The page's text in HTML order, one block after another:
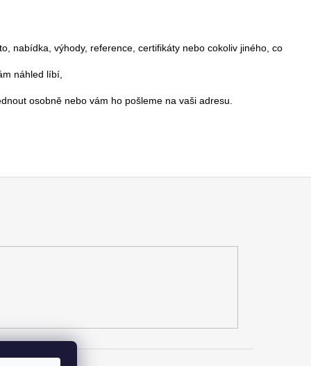
nabídka, výhody, reference, certifikáty nebo cokoliv jiného, co
náhled líbí,
osobně nebo vám ho pošleme na vaši adresu.